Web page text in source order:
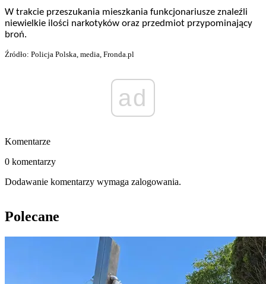
W trakcie przeszukania mieszkania funkcjonariusze znaleźli
niewielkie ilości narkotyków oraz przedmiot przypominający
broń.
Źródło: Policja Polska, media, Fronda.pl
ad
Komentarze
0 komentarzy
Dodawanie komentarzy wymaga zalogowania.
Polecane